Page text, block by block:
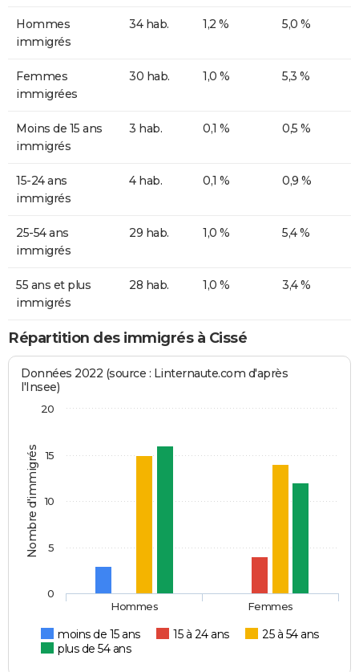
Hommes
immigrés
34 hab. 1,2 % 5,0 %
Femmes
immigrées
30 hab. 1,0 % 5,3 %
Moins de 15 ans
immigrés
3 hab. 0,1 % 0,5 %
15-24 ans
immigrés
4 hab. 0,1 % 0,9 %
25-54 ans
immigrés
29 hab. 1,0 % 5,4 %
55 ans et plus
immigrés
28 hab. 1,0 % 3,4 %
Répartition des immigrés à Cissé
Nombre d'immigrés
Données 2022 (source : Linternaute.com d'après
l'Insee)
moins de 15 ans 15 à 24 ans
25 à 54 ans
plus de 54 ans
Hommes Femmes
0
5
10
15
20